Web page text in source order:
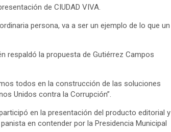
de CIUDAD VIVA.
persona, va a ser un ejemplo de lo que un
respaldó la propuesta de Gutiérrez Campos
todos en la construcción de las soluciones
Unidos contra la Corrupción”.
en la presentación del producto editorial y
en contender por la Presidencia Municipal